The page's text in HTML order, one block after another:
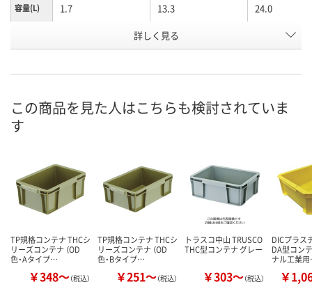
容量(L) 1.7 13.3 24.0
K798829 K798810
カゴへ カ
詳しく見る
この商品を見た人はこちらも検討されていま
す
TP規格コンテナ THCシ
リーズコンテナ （OD
色・Aタイプ…
￥348～（税込）
TP規格コンテナ THCシ
リーズコンテナ （OD
色・Bタイプ…
￥251～（税込）
トラスコ中山 TRUSCO
THC型コンテナ グレー
￥303～（税込）
DICプラス
DA型コン
ナル工業
￥